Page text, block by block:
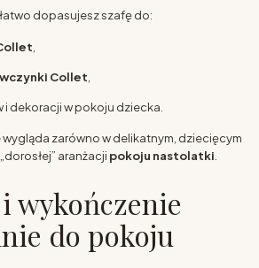
dopasujesz szafę do:
Collet
dekoracji w pokoju dziecka.
zarówno w delikatnym, dziecięcym
aranżacji pokoju nastolatki
wykończenie
do pokoju